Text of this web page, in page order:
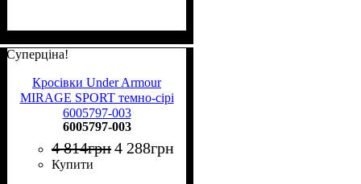
Суперціна!
Кросівки Under Armour
MIRAGE SPORT темно-сірі
6005797-003
6005797-003
4 814грн4 288грн
Купити